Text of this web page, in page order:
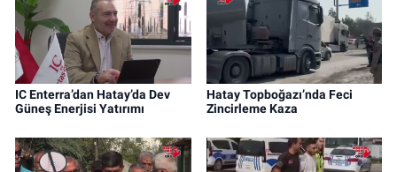
IC Enterra’dan Hatay’da Dev
Güneş Enerjisi Yatırımı
Hatay Topboğazı’nda Feci
Zincirleme Kaza